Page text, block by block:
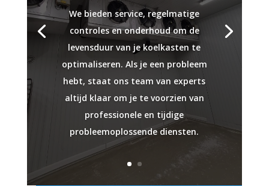
We bieden service, regelmatige
controles en onderhoud om de
levensduur van je koelkasten te
optimaliseren. Als je een probleem
hebt, staat ons team van experts
altijd klaar om je te voorzien van
professionele en tijdige
probleemoplossende diensten.